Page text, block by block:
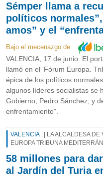
Sémper llama a
políticos
amos” y el
Bajo el mecenazgo de
VALENCIA, 17 de junio. El
llamó en el ‘Fórum Europa.
épica de los políticos
algunos líderes socialistas se
Gobierno, Pedro Sánchez, y
enfrentamiento”.
VALENCIA
| LA ALCALDESA DE
EUROPA TRIBUNA
58 millones para
al Jardín del Turia